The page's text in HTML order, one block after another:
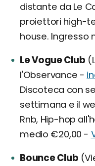
distante da Le
proiettori high-
house. Ingresso
Le Vogue Club
l'Observance -
Discoteca con
settimana e il
Rnb, Hip-hop
medio €20,00 -
Bounce Club